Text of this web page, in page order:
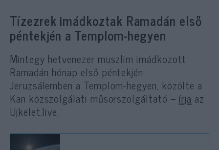
Tízezrek imádkoztak Ramadán első
péntekjén a Templom-hegyen
Mintegy hetvenezer muszlim imádkozott
Ramadán hónap első péntekjén
Jeruzsálemben a Templom-hegyen, közölte a
Kan közszolgálati műsorszolgáltató – írja az
Ujkelet.live.